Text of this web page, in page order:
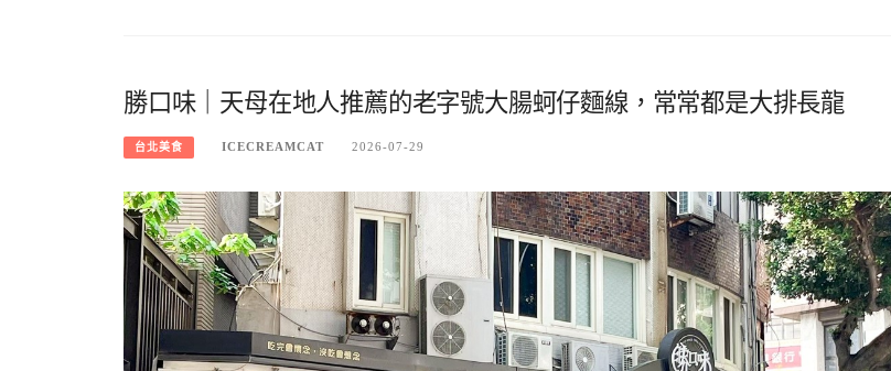
勝口味｜天母在地人推薦的老字號大腸蚵仔麵線，常常都是大排長龍
台北美食 ICECREAMCAT 2026-07-29